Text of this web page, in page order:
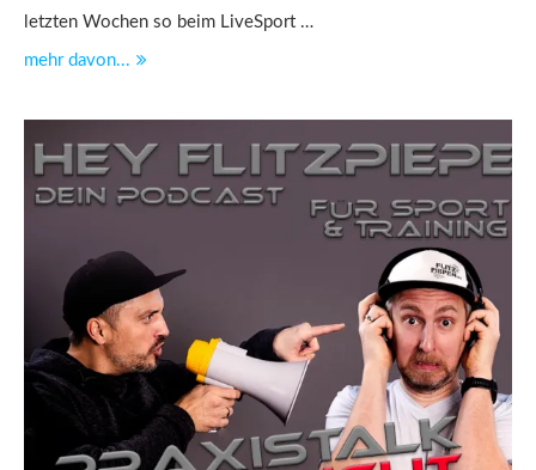
letzten Wochen so beim LiveSport …
mehr davon...